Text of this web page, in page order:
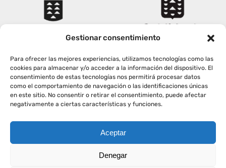
Gestionar consentimiento
Para ofrecer las mejores experiencias, utilizamos tecnologías como las
cookies para almacenar y/o acceder a la información del dispositivo. El
consentimiento de estas tecnologías nos permitirá procesar datos
como el comportamiento de navegación o las identificaciones únicas
en este sitio. No consentir o retirar el consentimiento, puede afectar
negativamente a ciertas características y funciones.
Aceptar
Denegar